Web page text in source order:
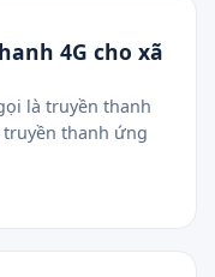
4G cho xã
là truyền thanh
thanh ứng